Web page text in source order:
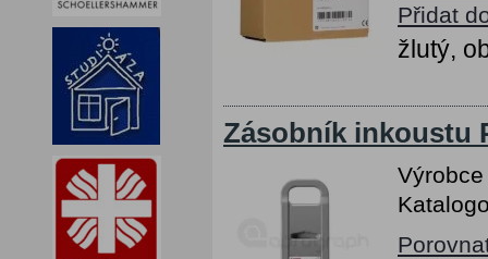
Přidat
žlutý,
Zásobník inkoustu